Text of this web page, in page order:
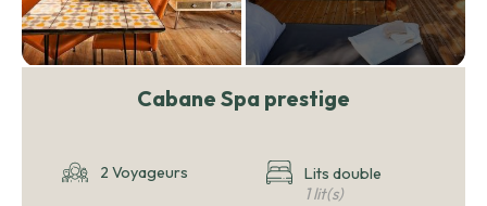
Cabane Spa prestige
2 Voyageurs Lits double
1 lit(s)